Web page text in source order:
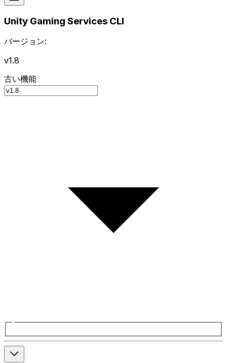
Unity Gaming Services CLI
バージョン:
v1.8
古い機能